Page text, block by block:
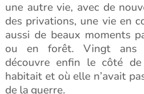
une autre vie, avec de
des privations, une vie en
aussi de beaux moments
ou en forêt. Vingt ans
découvre enfin le côté
habitait et où elle n’avait
de la guerre.